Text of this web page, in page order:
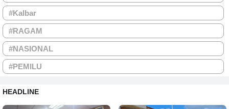
#Kalbar
#RAGAM
#NASIONAL
#PEMILU
HEADLINE